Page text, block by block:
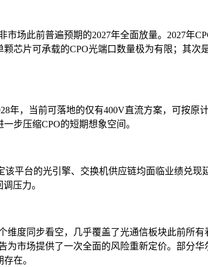
场此前普遍预期的2027年全面放量。2027年
芯片可承载的CPO光端口数量极为有限；其次
年，当前可落地的仅有400V直流方案，可按原
步压缩CPO的短期想象空间。
平台的光引擎、交换机供应链均面临业绩兑
压力。
维度同步看空，几乎覆盖了光通信板块此前所
市场提供了一次全面的风险重新定价。部分华
在。